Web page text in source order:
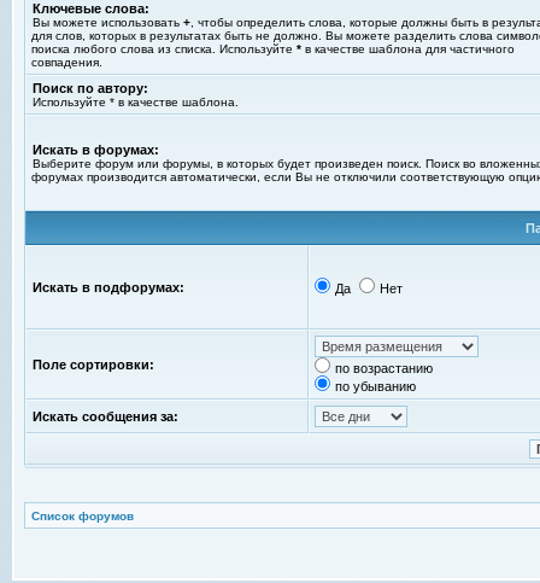
Ключевые слова:
Вы можете использовать + , чтобы определить слова, которые должны быть в
для слов, которых в результатах быть не должно. Вы можете разделить слова
поиска любого слова из списка. Используйте * в качестве шаблона для частичного
совпадения.
Поиск по автору:
Используйте * в качестве шаблона.
Искать в форумах:
Выберите форум или форумы, в которых будет произведен поиск. Поиск во
форумах производится автоматически, если Вы не отключили соответствующую
Искать в подфорумах: Да Нет
Поле сортировки:
по возрастанию
по убыванию
Искать сообщения за:
Список форумов